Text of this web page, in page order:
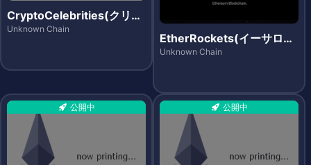
CryptoCelebrities(クリプ
トセレブリティーズ)
Unknown Chain
EtherRockets(イーサロケ
ッツ)
Unknown Chain
公開中 公開中